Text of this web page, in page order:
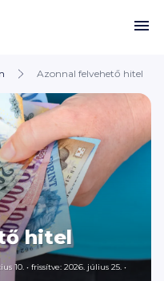
Azonnal felvehető hitel
hitel
10. • frissítve: 2026. július 25. •